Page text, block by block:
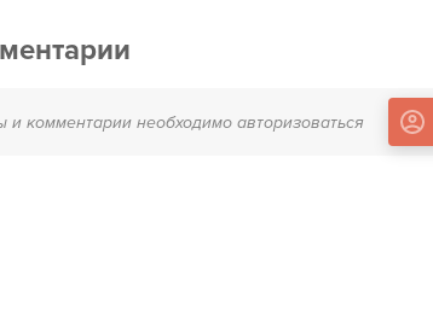
и комментарии необходимо авторизоваться